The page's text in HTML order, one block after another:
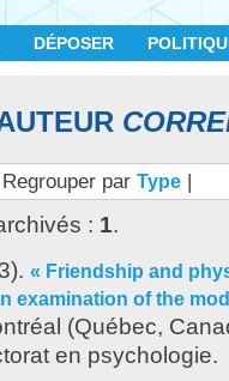
DÉPOSER
Regrouper par Type |
: 1.
« Friendship and
examination of the
(Québec,
en psychologie.